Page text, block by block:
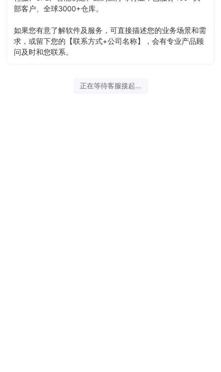
部客户、全球3000+仓库。
如果您有意了解软件及服务，可直接描述您的业务场景和需
求，或留下您的【联系方式+公司名称】，会有专业产品顾
问及时和您联系。
正在等待客服接起...